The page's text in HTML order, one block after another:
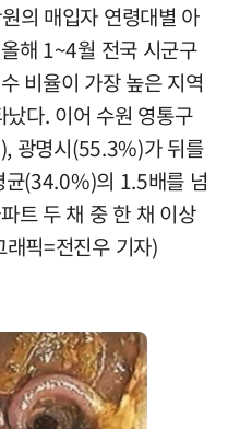
의 매입자 연령대별 아
해 1~4월 전국 시군구
비율이 가장 높은 지역
다. 이어 수원 영통구
광명시(55.3%)가 뒤를
균(34.0%)의 1.5배를 넘
트 두 채 중 한 채 이상
픽=전진우 기자)